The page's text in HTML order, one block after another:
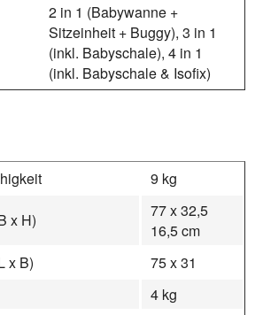
2 in 1 (Babywanne +
Sitzeinheit + Buggy), 3 in 1
(inkl. Babyschale), 4 in 1
(inkl. Babyschale & Isofix)
9 kg
x H)
77 x 32,5
16,5 cm
x B)
75 x 31
4 kg